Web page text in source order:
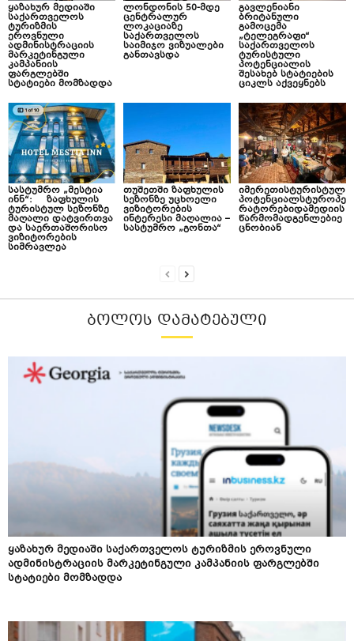
ყაზახურ მედიაში
საქართველოს
ტურიზმის
ეროვნული
ადმინისტრაციის
მარკეტინგული
კამპანიის
ფარგლებში
სტატიები მომზადდა
ლონდონის 50-მდე
ცენტრალურ
ლოკაციაზე
საქართველოს
საიმიჯო ვიზუალები
განთავსდა
გავლენიანი
ბრიტანული
გამოცემა
„ტელეგრაფი“
საქართველოს
ტურისტული
პოტენციალის
შესახებ სტატიების
ციკლს აქვეყნებს
სასტუმრო „მესტია
ინნ“: ზაფხულის
ტურისტულ სეზონზე
მაღალი დატვირთვა
და საერთაშორისო
ვიზიტორების
სიმრავლეა
თუშეთში ზაფხულის
სეზონზე უცხოელი
ვიზიტორების
ინტერესი მაღალია –
სასტუმრო „გონთა“
იმერეთისტურისტულ
პოტენციალსტუროპე
რატორებიდამედიის
წარმომადგენლებიე
ცნობიან
ᲑᲝᲚᲝᲡ ᲓᲐᲛᲐᲢᲔᲑᲣᲚᲘ
ყაზახურ მედიაში საქართველოს ტურიზმის ეროვნული
ადმინისტრაციის მარკეტინგული კამპანიის ფარგლებში
სტატიები მომზადდა